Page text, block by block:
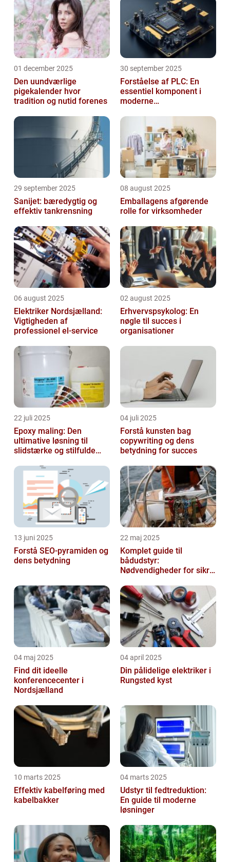
01 december 2025
Den uundværlige
pigekalender hvor
tradition og nutid forenes
30 september 2025
Forståelse af PLC: En
essentiel komponent i
moderne
29 september 2025
Sanijet: bæredygtig og
effektiv tankrensning
08 august 2025
Emballagens afgørende
rolle for virksomheder
06 august 2025
Elektriker Nordsjælland:
Vigtigheden af
professionel el-service
02 august 2025
Erhvervspsykolog: En
nøgle til succes i
organisationer
22 juli 2025
Epoxy maling: Den
ultimative løsning til
slidstærke og stilfulde
04 juli 2025
Forstå kunsten bag
copywriting og dens
betydning for succes
13 juni 2025
Forstå SEO-pyramiden og
dens betydning
22 maj 2025
Komplet guide til
bådudstyr:
Nødvendigheder for sikre
04 maj 2025
Find dit ideelle
konferencecenter i
Nordsjælland
04 april 2025
Din pålidelige elektriker i
Rungsted kyst
10 marts 2025
Effektiv kabelføring med
kabelbakker
04 marts 2025
Udstyr til fedtreduktion:
En guide til moderne
løsninger